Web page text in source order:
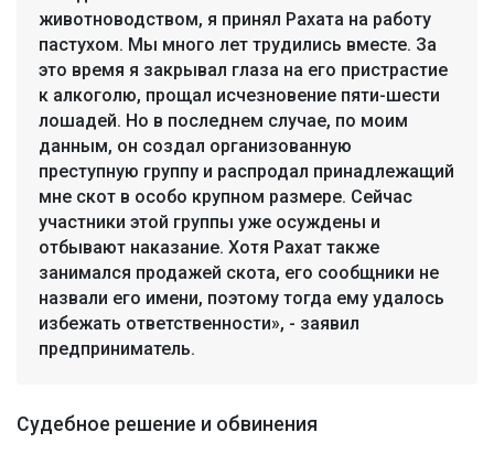
животноводством, я принял Рахата на работу
пастухом. Мы много лет трудились вместе. За
это время я закрывал глаза на его пристрастие
к алкоголю, прощал исчезновение пяти-шести
лошадей. Но в последнем случае, по моим
данным, он создал организованную
преступную группу и распродал принадлежащий
мне скот в особо крупном размере. Сейчас
участники этой группы уже осуждены и
отбывают наказание. Хотя Рахат также
занимался продажей скота, его сообщники не
назвали его имени, поэтому тогда ему удалось
избежать ответственности», - заявил
предприниматель.
Судебное решение и обвинения